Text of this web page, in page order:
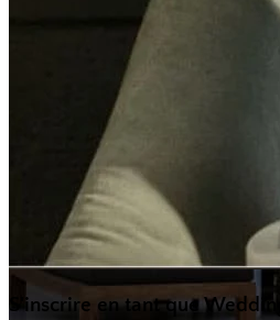
S'inscrire en tant que